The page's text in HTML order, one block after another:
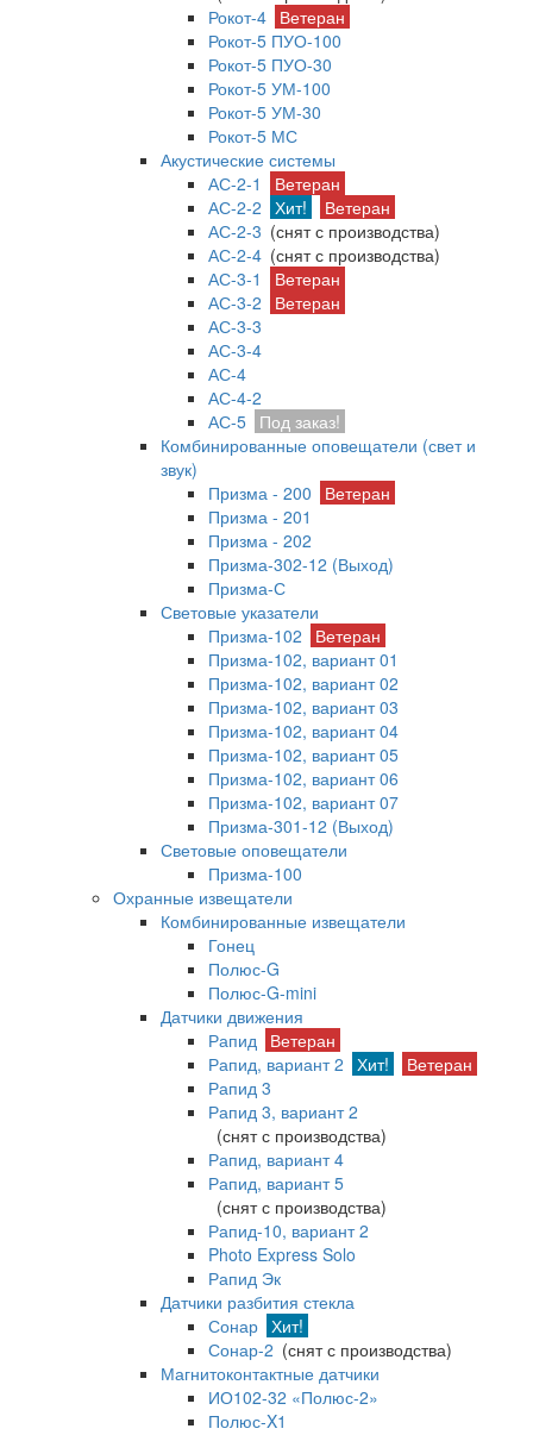
Рокот-4 Ветеран
Рокот-5 ПУО-100
Рокот-5 ПУО-30
Рокот-5 УМ-100
Рокот-5 УМ-30
Рокот-5 МС
Акустические системы
АС-2-1
Ветеран
АС-2-2 Хит!
Ветеран
АС-2-3 (снят с производства)
АС-2-4 (снят с производства)
АС-3-1
Ветеран
АС-3-2
Ветеран
АС-3-3
АС-3-4
АС-4
АС-4-2
АС-5 Под заказ!
Комбинированные оповещатели (свет и
звук)
Призма - 200
Ветеран
Призма - 201
Призма - 202
Призма-302-12 (Выход)
Призма-С
Световые указатели
Призма-102
Ветеран
Призма-102, вариант 01
Призма-102, вариант 02
Призма-102, вариант 03
Призма-102, вариант 04
Призма-102, вариант 05
Призма-102, вариант 06
Призма-102, вариант 07
Призма-301-12 (Выход)
Световые оповещатели
Призма-100
Охранные извещатели
Комбинированные извещатели
Гонец
Полюс-G
Полюс-G-mini
Датчики движения
Рапид Ветеран
Рапид, вариант 2 Хит!
Ветеран
Рапид 3
Рапид 3, вариант 2
(снят с производства)
Рапид, вариант 4
Рапид, вариант 5
(снят с производства)
Рапид-10, вариант 2
Photo Express Solo
Рапид Эк
Датчики разбития стекла
Сонар Хит!
Сонар-2 (снят с производства)
Магнитоконтактные датчики
ИО102-32 «Полюс-2»
Полюс-X1